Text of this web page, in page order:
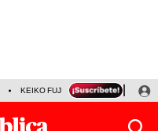
KEIKO FUJIMORI LA BELLA